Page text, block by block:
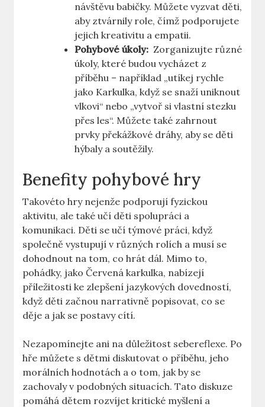
návštěvu babičky. Můžete vyzvat děti,
‍aby ⁢ztvárnily role, čímž podporujete
jejich kreativitu a empatii.
Pohybové⁤ úkoly: ‌ Zorganizujte různé
úkoly, ⁤které budou vycházet z
příběhu – ​například „utíkej rychle
jako Karkulka, když se snaží ⁣uniknout‍
vlkovi“ ⁢nebo „vytvoř si vlastní stezku
‍přes les“. ‌Můžete ‌také zahrnout
prvky překážkové dráhy, ​aby se ‍děti
hýbaly a ⁤soutěžily.
Benefity ‍pohybové hry
Takovéto‌ hry‍ nejenže podporují ⁤fyzickou
aktivitu,⁢ ale⁢ také učí ‌děti⁢ spolupráci‍ a
komunikaci. Děti se učí‌ týmové‍ práci, když
společně vystupují ⁤v různých rolích a ‍musí se
dohodnout na tom,⁤ co ⁤hrát ⁢dál.​ Mimo to,
pohádky, jako Červená​ karkulka,⁤ nabízejí‌
příležitosti ke ⁢zlepšení jazykových dovedností,
když‌ děti začnou narrativně ⁢popisovat,​ co se
⁢děje⁤ a​ jak se ‍postavy cítí.
Nezapomínejte ani na ⁤důležitost sebereflexe. Po​
hře můžete⁢ s dětmi diskutovat o příběhu, jeho
morálních hodnotách a o tom, jak by se​
zachovaly⁤ v podobných‌ situacích. Tato diskuze
pomáhá dětem rozvíjet​ kritické myšlení‍ a